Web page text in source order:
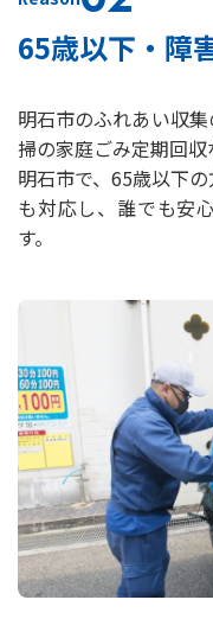
65歳以下・障
明石市のふれあい収
掃の家庭ごみ定期回収
明石市で、65歳以下
も対応し、誰でも安
す。